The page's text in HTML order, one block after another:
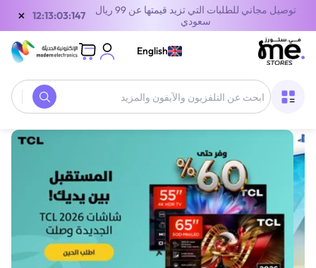
توصيل مجاني للطلبات التي تزيد قيمتها عن 99 ريال
سعودي
12:13:03:147
×
English